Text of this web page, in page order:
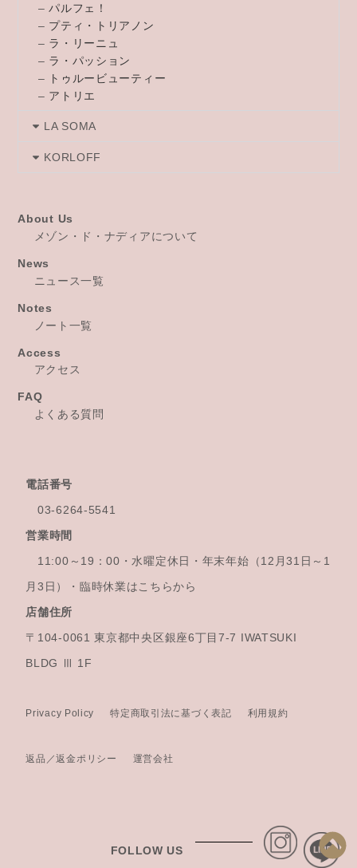
–パルフェ！
– プティ・トリアノン
– ラ・リーニュ
– ラ・パッション
–
トゥルービューティー
– アトリエ
LA SOMA
KORLOFF
About Us
メゾン・ド・ナディアについて
News
ニュース一覧
Notes
ノート一覧
Access
アクセス
FAQ
よくある質問
電話番号
03-6264-5541
営業時間
11:00～19：00・水曜定休日・年末年始 （12月31日～1
月3日）・臨時休業はこちらから
店舗住所
〒104-0061 東京都中央区銀座6丁目7-7 IWATSUKI
BLDG Ⅲ 1F
Privacy Policy 特定商取引法に基づく表記 利用規約
返品／返金ポリシー 運営会社
FOLLOW US